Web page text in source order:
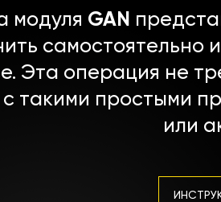
модуля GAN
самостоятельно
Эта операция не
такими простыми
или